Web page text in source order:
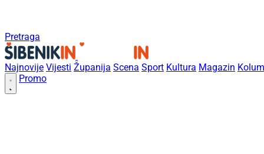
Pretraga
Najnovije Vijesti Županija Scena Sport Kultura Magazin
Promo